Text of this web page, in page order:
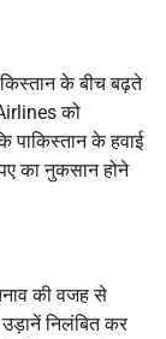
के बीच बढ़ते
को
पाकिस्तान के हवाई
का नुकसान होने
की वजह से
निलंबित कर